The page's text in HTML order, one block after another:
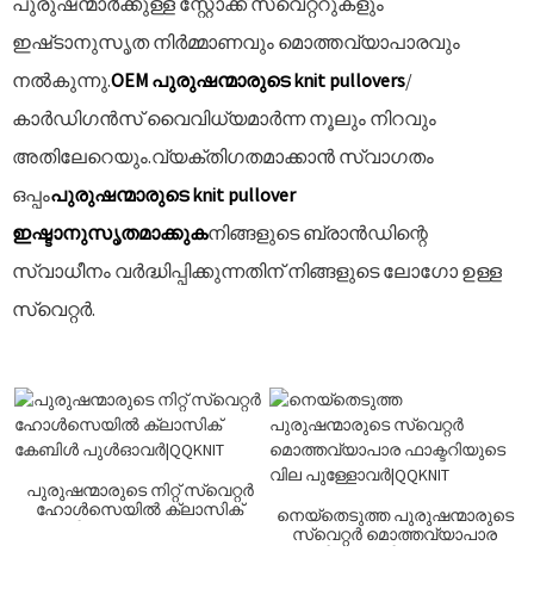
ഇഷ്‌ടാനുസൃത നിർമ്മാണവും മൊത്തവ്യാപാരവും
നൽകുന്നു.OEM പുരുഷന്മാരുടെ knit pullovers/
കാർഡിഗൻസ് വൈവിധ്യമാർന്ന നൂലും നിറവും
അതിലേറെയും.വ്യക്തിഗതമാക്കാൻ സ്വാഗതം
ഒപ്പംപുരുഷന്മാരുടെ knit pullover
ഇഷ്ടാനുസൃതമാക്കുകനിങ്ങളുടെ ബ്രാൻഡിന്റെ
സ്വാധീനം വർദ്ധിപ്പിക്കുന്നതിന് നിങ്ങളുടെ ലോഗോ ഉള്ള
സ്വെറ്റർ.
പുരുഷന്മാരുടെ നിറ്റ് സ്വെറ്റർ
ഹോൾസെയിൽ ക്ലാസിക്
കേബിൾ പുൾഓവർ|QQKNIT
നെയ്തെടുത്ത പുരുഷന്മാരുടെ
സ്വെറ്റർ മൊത്തവ്യാപാര
ഫാക്ടറിയുടെ വില പുള്ളോവർ|Q